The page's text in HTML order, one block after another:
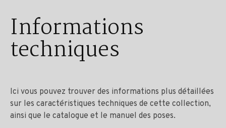
Informations
techniques
Ici vous pouvez trouver des informations plus détaillées
sur les caractéristiques techniques de cette collection,
ainsi que le catalogue et le manuel des poses.